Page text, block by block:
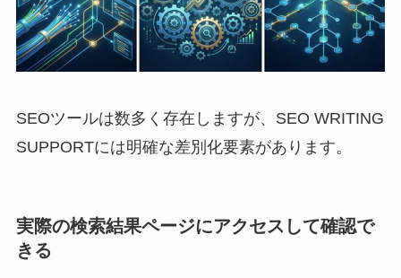
SEOツールは数多く存在しますが、SEO WRITING
SUPPORTには明確な差別化要素があります。
実際の検索結果ページにアクセスして確認で
きる